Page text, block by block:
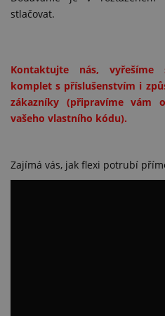
stlačovat.
Kontaktujte nás, vyřešíme
komplet s příslušenstvím i
zákazníky (připravíme vám
vašeho vlastního kódu).
Zajímá vás, jak flexi potrubí